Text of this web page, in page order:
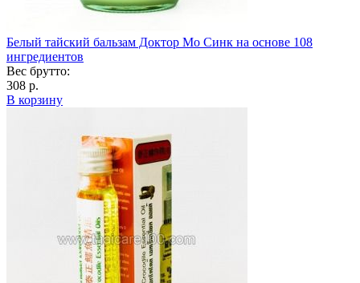
Белый тайский бальзам Доктор Мо Синк на основе 108
ингредиентов
Вес брутто:
308 р.
В корзину